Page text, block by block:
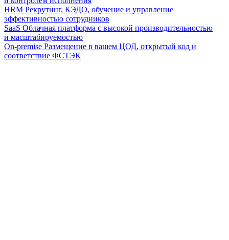
HRM Рекрутинг, КЭДО, обучение и управление
эффективностью сотрудников
SaaS Облачная платформа с высокой производительностью
и масштабируемостью
On-premise Размещение в вашем ЦОД, открытый код и
соответствие ФСТЭК